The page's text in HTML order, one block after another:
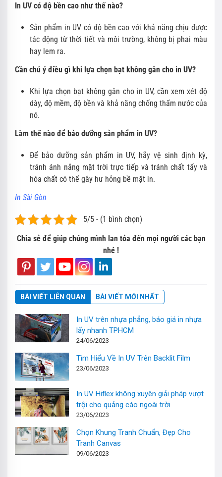
In UV có độ bền cao như thế nào?
Sản phẩm in UV có độ bền cao với khả năng chịu được
tác động từ thời tiết và môi trường, không bị phai màu
hay lem ra.
Cần chú ý điều gì khi lựa chọn bạt không gân cho in UV?
Khi lựa chọn bạt không gân cho in UV, cần xem xét độ
dày, độ mềm, độ bền và khả năng chống thấm nước của
nó.
Làm thế nào để bảo dưỡng sản phẩm in UV?
Để bảo dưỡng sản phẩm in UV, hãy vệ sinh định kỳ,
tránh ánh nắng mặt trời trực tiếp và tránh chất tẩy và
hóa chất có thể gây hư hỏng bề mặt in.
In Sài Gòn
5/5 - (1 bình chọn)
Chia sẻ để giúp chúng mình lan tỏa đến mọi người các bạn
nhé !
BÀI VIẾT LIÊN QUAN BÀI VIẾT MỚI NHẤT
In UV trên nhựa phẳng, báo giá in nhựa
lấy nhanh TPHCM
24/06/2023
Tìm Hiểu Về In UV Trên Backlit Film
23/06/2023
In UV Hiflex không xuyên giải pháp vượt
trội cho quảng cáo ngoài trời
23/06/2023
Chọn Khung Tranh Chuẩn, Đẹp Cho
Tranh Canvas
09/06/2023